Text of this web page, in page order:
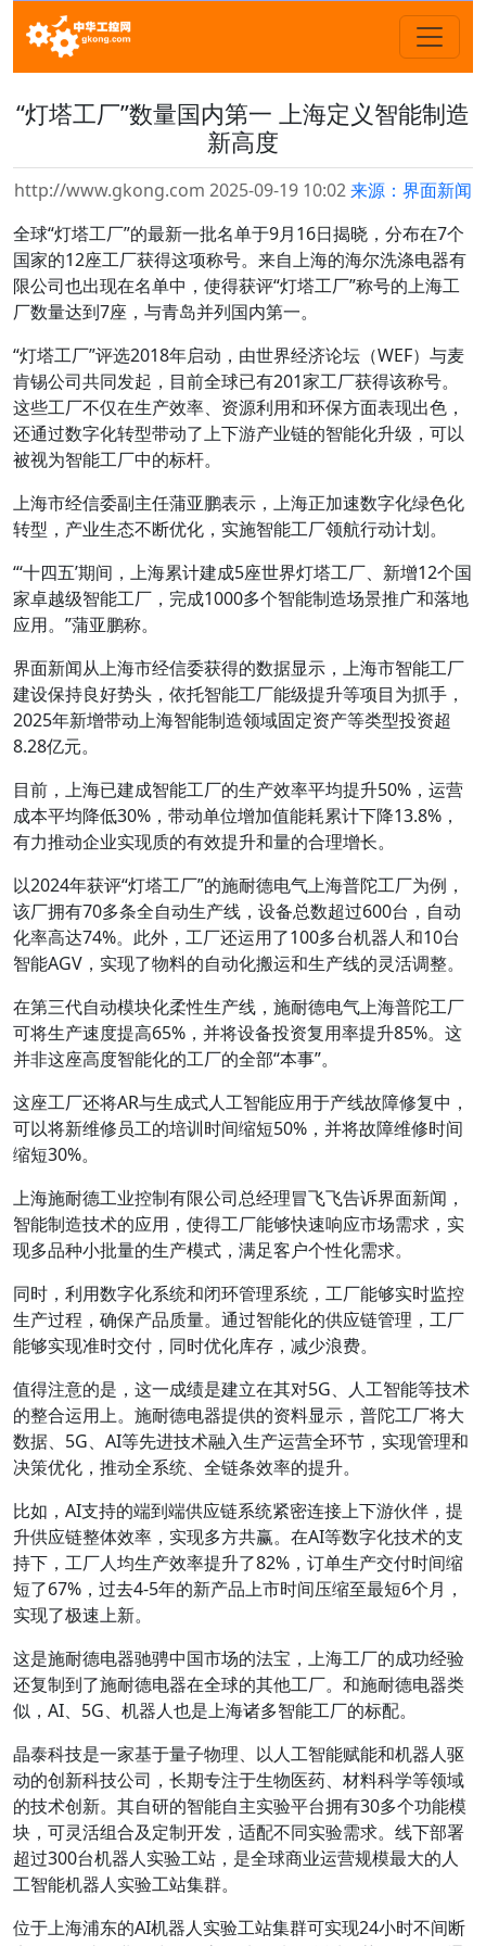
“灯塔工厂”数量国内第一 上海定义智能制造
新高度
http://www.gkong.com 2025-09-19 10:02来源：界面新闻
全球“灯塔工厂”的最新一批名单于9月16日揭晓，分布在7个
国家的12座工厂获得这项称号。来自上海的海尔洗涤电器有
限公司也出现在名单中，使得获评“灯塔工厂”称号的上海工
厂数量达到7座，与青岛并列国内第一。
“灯塔工厂”评选2018年启动，由世界经济论坛（WEF）与麦
肯锡公司共同发起，目前全球已有201家工厂获得该称号。
这些工厂不仅在生产效率、资源利用和环保方面表现出色，
还通过数字化转型带动了上下游产业链的智能化升级，可以
被视为智能工厂中的标杆。
上海市经信委副主任蒲亚鹏表示，上海正加速数字化绿色化
转型，产业生态不断优化，实施智能工厂领航行动计划。
“‘十四五’期间，上海累计建成5座世界灯塔工厂、新增12个国
家卓越级智能工厂，完成1000多个智能制造场景推广和落地
应用。”蒲亚鹏称。
界面新闻从上海市经信委获得的数据显示，上海市智能工厂
建设保持良好势头，依托智能工厂能级提升等项目为抓手，
2025年新增带动上海智能制造领域固定资产等类型投资超
8.28亿元。
目前，上海已建成智能工厂的生产效率平均提升50%，运营
成本平均降低30%，带动单位增加值能耗累计下降13.8%，
有力推动企业实现质的有效提升和量的合理增长。
以2024年获评“灯塔工厂”的施耐德电气上海普陀工厂为例，
该厂拥有70多条全自动生产线，设备总数超过600台，自动
化率高达74%。此外，工厂还运用了100多台机器人和10台
智能AGV，实现了物料的自动化搬运和生产线的灵活调整。
在第三代自动模块化柔性生产线，施耐德电气上海普陀工厂
可将生产速度提高65%，并将设备投资复用率提升85%。这
并非这座高度智能化的工厂的全部“本事”。
这座工厂还将AR与生成式人工智能应用于产线故障修复中，
可以将新维修员工的培训时间缩短50%，并将故障维修时间
缩短30%。
上海施耐德工业控制有限公司总经理冒飞飞告诉界面新闻，
智能制造技术的应用，使得工厂能够快速响应市场需求，实
现多品种小批量的生产模式，满足客户个性化需求。
同时，利用数字化系统和闭环管理系统，工厂能够实时监控
生产过程，确保产品质量。通过智能化的供应链管理，工厂
能够实现准时交付，同时优化库存，减少浪费。
值得注意的是，这一成绩是建立在其对5G、人工智能等技术
的整合运用上。施耐德电器提供的资料显示，普陀工厂将大
数据、5G、AI等先进技术融入生产运营全环节，实现管理和
决策优化，推动全系统、全链条效率的提升。
比如，AI支持的端到端供应链系统紧密连接上下游伙伴，提
升供应链整体效率，实现多方共赢。在AI等数字化技术的支
持下，工厂人均生产效率提升了82%，订单生产交付时间缩
短了67%，过去4-5年的新产品上市时间压缩至最短6个月，
实现了极速上新。
这是施耐德电器驰骋中国市场的法宝，上海工厂的成功经验
还复制到了施耐德电器在全球的其他工厂。和施耐德电器类
似，AI、5G、机器人也是上海诸多智能工厂的标配。
晶泰科技是一家基于量子物理、以人工智能赋能和机器人驱
动的创新科技公司，长期专注于生物医药、材料科学等领域
的技术创新。其自研的智能自主实验平台拥有30多个功能模
块，可灵活组合及定制开发，适配不同实验需求。线下部署
超过300台机器人实验工站，是全球商业运营规模最大的人
工智能机器人实验工站集群。
位于上海浦东的AI机器人实验工站集群可实现24小时不间断